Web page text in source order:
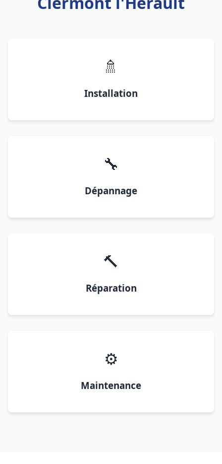
🚿
Installation
🔧
Dépannage
🔨
Réparation
⚙️
Maintenance